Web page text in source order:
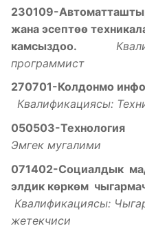
230109-
жана эсептѳѳ
камсыздоо.
программист
270701-Колдонмо
Квалификациясы:
050503-Технология
Эмгек мугалими
071402-Социалдык
элдик кѳркѳм
Квалификациясы:
жетекчиси